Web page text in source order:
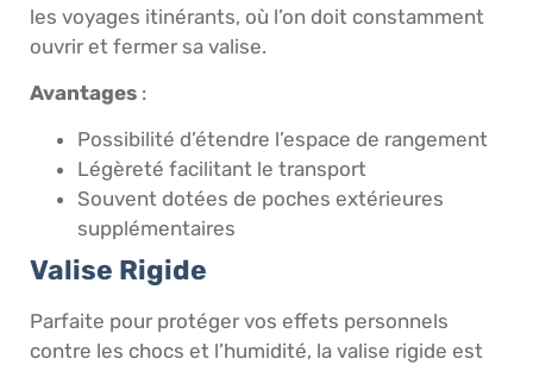
les voyages itinérants, où l’on doit constamment
ouvrir et fermer sa valise.
Avantages :
Possibilité d’étendre l’espace de rangement
Légèreté facilitant le transport
Souvent dotées de poches extérieures
supplémentaires
Valise Rigide
Parfaite pour protéger vos effets personnels
contre les chocs et l’humidité, la valise rigide est